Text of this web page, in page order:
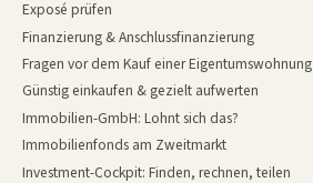
Exposé prüfen
Finanzierung & Anschlussfinanzierung
Fragen vor dem Kauf einer Eigentumswohnung
Günstig einkaufen & gezielt aufwerten
Immobilien-GmbH: Lohnt sich das?
Immobilienfonds am Zweitmarkt
Investment-Cockpit: Finden, rechnen, teilen